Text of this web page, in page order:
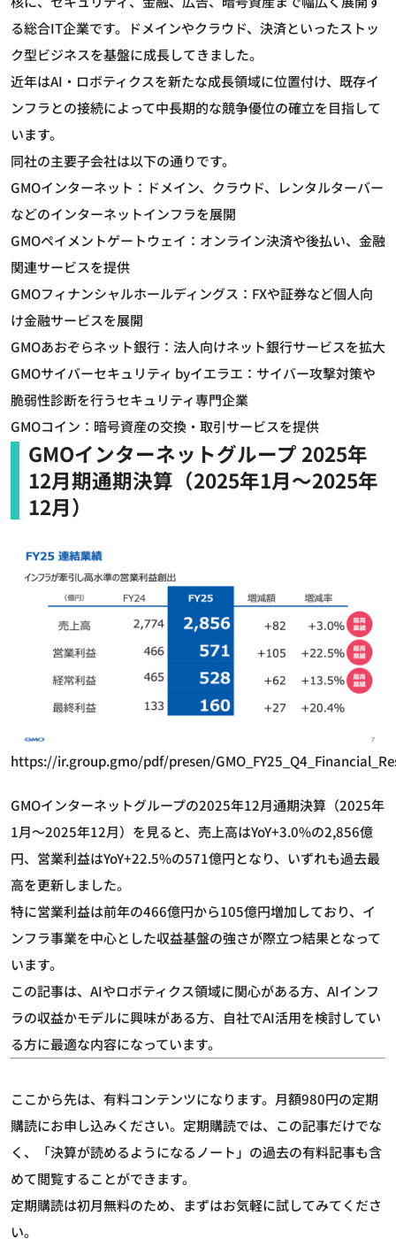
る総合IT企業です。ドメインやクラウド、決済といったストッ
ク型ビジネスを基盤に成長してきました。
近年はAI・ロボティクスを新たな成長領域に位置付け、既存イ
ンフラとの接続によって中長期的な競争優位の確立を目指して
います。
同社の主要子会社は以下の通りです。
GMOインターネット：ドメイン、クラウド、レンタルターバー
などのインターネットインフラを展開
GMOペイメントゲートウェイ：オンライン決済や後払い、金融
関連サービスを提供
GMOフィナンシャルホールディングス：FXや証券など個人向
け金融サービスを展開
GMOあおぞらネット銀行：法人向けネット銀行サービスを拡大
GMOサイバーセキュリティ byイエラエ：サイバー攻撃対策や
脆弱性診断を行うセキュリティ専門企業
GMOコイン：暗号資産の交換・取引サービスを提供
GMOインターネットグループ 2025年
12月期通期決算（2025年1月～2025年
12月）
https://ir.group.gmo/pdf/presen/
GMOインターネットグループの2025年12月通期決算（2025年
1月～2025年12月）を見ると、売上高はYoY+3.0%の2,856億
円、営業利益はYoY+22.5%の571億円となり、いずれも過去最
高を更新しました。
特に営業利益は前年の466億円から105億円増加しており、イ
ンフラ事業を中心とした収益基盤の強さが際立つ結果となって
います。
この記事は、AIやロボティクス領域に関心がある方、AIインフ
ラの収益かモデルに興味がある方、自社でAI活用を検討してい
る方に最適な内容になっています。
ここから先は、有料コンテンツになります。月額980円の定期
購読にお申し込みください。定期購読では、この記事だけでな
く、「決算が読めるようになるノート」の過去の有料記事も含
めて閲覧することができます。
定期購読は初月無料のため、まずはお気軽に試してみてくださ
い。